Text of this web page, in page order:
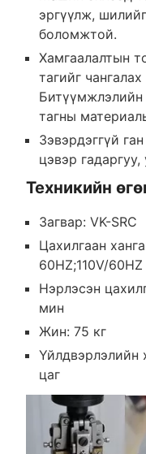
эргүүлж,
боломжтой.
Хамгаалалтын
тагийг
тагны
Зэвэрдэггүй
цэвэр гадаргуу,
Техникийн
Загвар: VK-SRC
Цахилгаан
60HZ;110V/60HZ
Нэрлэсэн
мин
Жин: 75 кг
Үйлдвэрлэлийн
цаг